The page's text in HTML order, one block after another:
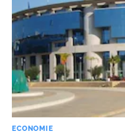
ECONOMIE